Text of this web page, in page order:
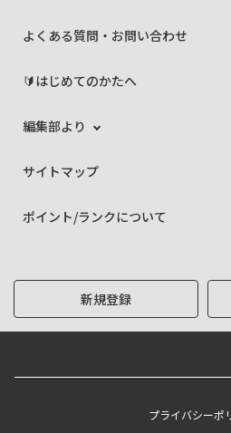
よくある質問・お問い合わせ
🔰はじめてのかたへ
編集部より
サイトマップ
ポイント/ランクについて
新規登録
プライバシーポ